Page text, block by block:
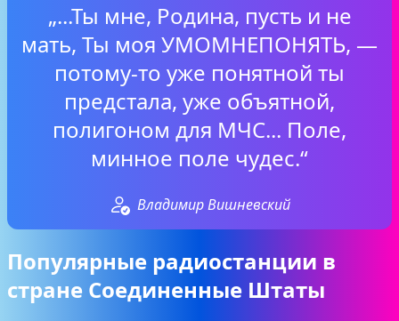
„...Ты мне, Родина, пусть и не
мать, Ты моя УМОМНЕПОНЯТЬ, —
потому-то yжe понятной ты
предстала, уже объятной,
полигоном для МЧС... Поле,
минное поле чудес.“
Владимир Вишневский
Популярные радиостанции в
стране Соединенные Штаты